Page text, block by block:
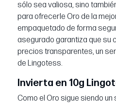
sólo sea valiosa, sino
para ofrecerle Oro de la
empaquetado de forma
asegurado garantiza que su
precios transparentes, un
de Lingotess.
Invierta en 10g
Como el Oro sigue siendo un